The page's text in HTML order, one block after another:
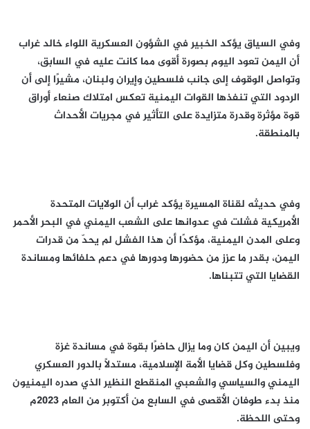
وفي السياق يؤكد الخبير في الشؤون العسكرية اللواء خالد غراب
أن اليمن تعود اليوم بصورة أقوى مما كانت عليه في السابق،
وتواصل الوقوف إلى جانب فلسطين وإيران ولبنان، مشيرًا إلى أن
الردود التي تنفذها القوات اليمنية تعكس امتلاك صنعاء أوراق
قوة مؤثرة وقدرة متزايدة على التأثير في مجريات الأحداث
بالمنطقة.
وفي حديثه لقناة المسيرة يؤكد غراب أن الولايات المتحدة
الأمريكية فشلت في عدوانها على الشعب اليمني في البحر الأحمر
وعلى المدن اليمنية، مؤكدًا أن هذا الفشل لم يحدّ من قدرات
اليمن، بقدر ما عزز من حضورها ودورها في دعم حلفائها ومساندة
القضايا التي تتبناها.
ويبين أن اليمن كان وما يزال حاضرًا بقوة في مساندة غزة
وفلسطين وكل قضايا الأمة الإسلامية، مستدلًا بالدور العسكري
اليمني والسياسي والشعبي المنقطع النظير الذي صدره اليمنيون
منذ بدء طوفان الأقصى في السابع من أكتوبر من العام 2023م
وحتى اللحظة.